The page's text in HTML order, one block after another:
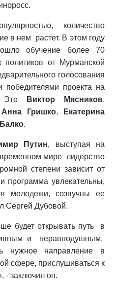
количество
в нем растет. В этом году
обучение более 70
от Мурманской
голосования
проекта на
Это
Виктор Мясников,
Анна Гришко,
Екатерина
.
Путин, выступая на
мире лидерство
степени зависит от
программа увлекательны,
молодежи, созвучны ее
Сергей Дубовой.
будет открывать путь в
и неравнодушным,
нужное направление в
сфере, прислушиваться к
- заключил он.